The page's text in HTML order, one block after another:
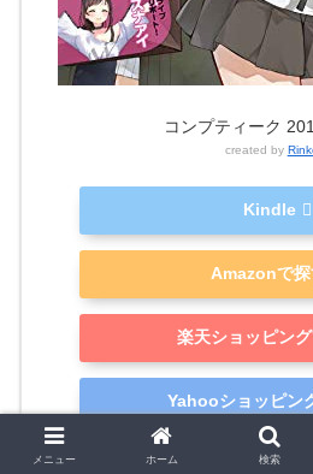
コンプティーク
created by
Kindle
Amazonで探
楽天ショッピン
Yahooショッピン
メニュー ホーム 検索